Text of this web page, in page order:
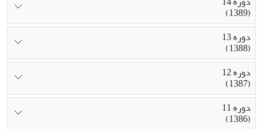
(1389)
دوره 13
(1388)
دوره 12
(1387)
دوره 11
(1386)